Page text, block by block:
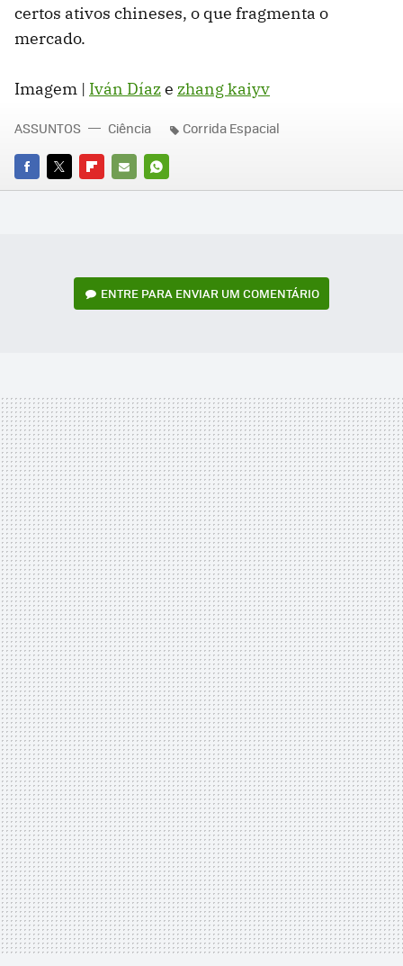
certos ativos chineses, o que fragmenta o
mercado.
Imagem | Iván Díaze zhang kaiyv
FACEBOOK
TWITTERFLIPBOARD
E-
WHATSAPP
ASSUNTOS Ciência Corrida Espacial
ENTRE PARA ENVIAR UM COMENTÁRIO